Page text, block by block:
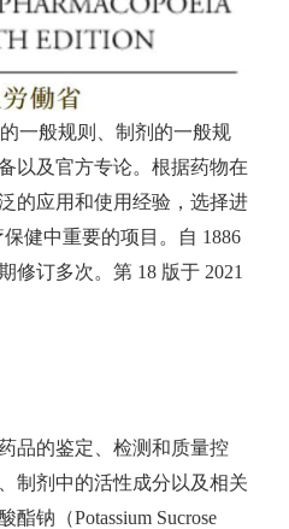
一般规则、制剂的一般规
以及官方专论。根据药物在
的应用和使用经验，选择进
健中重要的项目。自 1886
修订多次。第 18 版于 2021
品的鉴定、检测和质量控
制剂中的活性成分以及相关
钠（Potassium Sucrose